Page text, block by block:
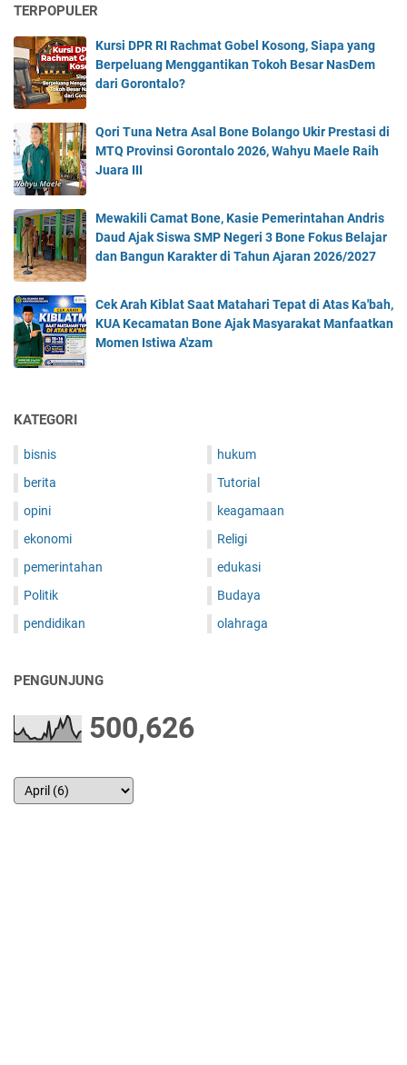
TERPOPULER
Kursi DPR RI Rachmat Gobel Kosong, Siapa yang
Berpeluang Menggantikan Tokoh Besar NasDem
dari Gorontalo?
Qori Tuna Netra Asal Bone Bolango Ukir Prestasi di
MTQ Provinsi Gorontalo 2026, Wahyu Maele Raih
Juara III
Mewakili Camat Bone, Kasie Pemerintahan Andris
Daud Ajak Siswa SMP Negeri 3 Bone Fokus Belajar
dan Bangun Karakter di Tahun Ajaran 2026/2027
Cek Arah Kiblat Saat Matahari Tepat di Atas Ka'bah,
KUA Kecamatan Bone Ajak Masyarakat Manfaatkan
Momen Istiwa A'zam
KATEGORI
bisnis
berita
opini
ekonomi
pemerintahan
Politik
pendidikan
hukum
Tutorial
keagamaan
Religi
edukasi
Budaya
olahraga
PENGUNJUNG
500,626